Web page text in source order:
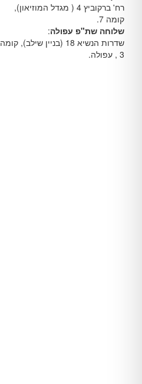
רח' ברקוביץ 4 ( מגדל המוזיאון),
קומה 7.
שלוחה שת"פ עפולה:
שדרות הנשיא 18 (בניין שילב), קומה
3 , עפולה.